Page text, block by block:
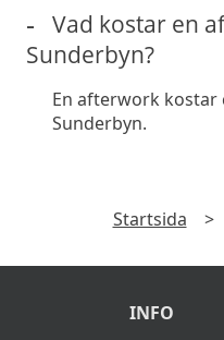
Vad kostar en
Sunderbyn?
En afterwork kostar
Sunderbyn.
Startsida >
INFO